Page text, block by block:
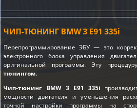
ЧИП-ТЮНИНГ BMW 3 E91 335i
Перепрограммирование ЭБУ — это
электронного блока управления
оригинальной программы. Эту
тюнингом.
Чип-тюнинг BMW 3 E91 335i
мощности двигателя и уменьшения
точной настройки программы на